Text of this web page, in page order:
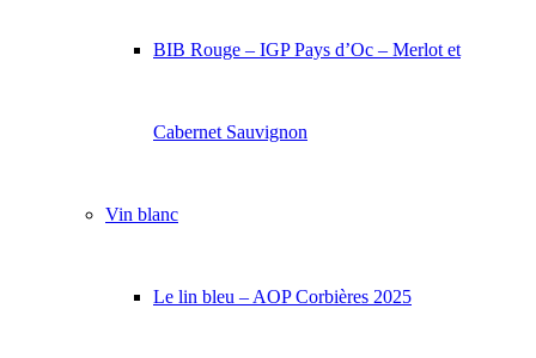
BIB Rouge – IGP Pays d’Oc – Merlot et
Cabernet Sauvignon
Vin blanc
Le lin bleu – AOP Corbières 2025